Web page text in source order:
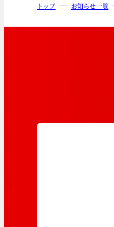
トップ お知らせ一覧